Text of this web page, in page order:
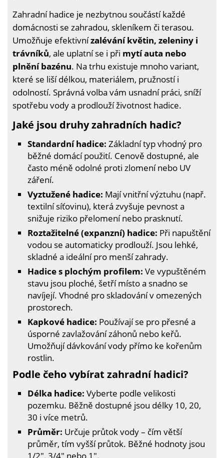
Zahradní hadice je nezbytnou součástí každé
domácnosti se zahradou, skleníkem či terasou.
Umožňuje efektivnízalévání květin, zeleniny i
trávníků, ale uplatní se i při mytí auta nebo
plnění bazénu. Na trhu existuje mnoho variant,
které se liší délkou, materiálem, pružností i
odolností. Správná volba vám usnadní práci, sníží
spotřebu vody a prodlouží životnost hadice.
Jaké jsou druhy zahradních hadic?
Standardní hadice: Základní typ vhodný pro
běžné domácí použití. Cenově dostupné, ale
často méně odolné proti zlomení nebo UV
záření.
Vyztužené hadice: Mají vnitřní výztuhu (např.
textilní síťovinu), která zvyšuje pevnost a
snižuje riziko přelomení nebo prasknutí.
Roztažitelné (expanzní) hadice: Při napuštění
vodou se automaticky prodlouží. Jsou lehké,
skladné a ideální pro menší zahrady.
Hadice s plochým profilem: Ve vypuštěném
stavu jsou ploché, šetří místo a snadno se
navíjejí. Vhodné pro skladování v omezených
prostorech.
Kapkové hadice: Používají se pro přesné a
úsporné zavlažování záhonů nebo keřů.
Umožňují dávkování vody přímo ke kořenům
rostlin.
Podle čeho vybírat zahradní hadici?
Délka hadice: Vyberte podle velikosti
pozemku. Běžně dostupné jsou délky 10, 20,
30 i více metrů.
Průměr: Určuje průtok vody – čím větší
průměr, tím vyšší průtok. Běžné hodnoty jsou